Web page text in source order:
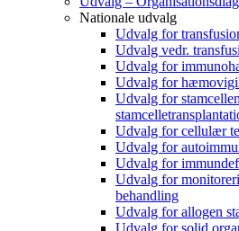
Nationale udvalg
Udvalg for
Udvalg vedr.
Udvalg for
Udvalg for
Udvalg for
Udvalg for cellulær
Udvalg for
Udvalg for
Udvalg for
behandling
Udvalg for allogen
Udvalg for solid